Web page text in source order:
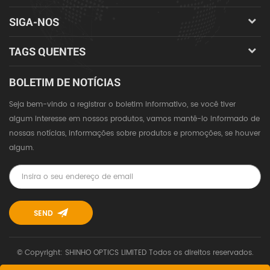
SIGA-NOS
TAGS QUENTES
BOLETIM DE NOTÍCIAS
Seja bem-vindo a registrar o boletim informativo, se você tiver
algum interesse em nossos produtos, vamos mantê-lo informado de
nossas notícias, informações sobre produtos e promoções, se houver
algum.
© Copyright: SHINHO OPTICS LIMITED Todos os direitos reservados.